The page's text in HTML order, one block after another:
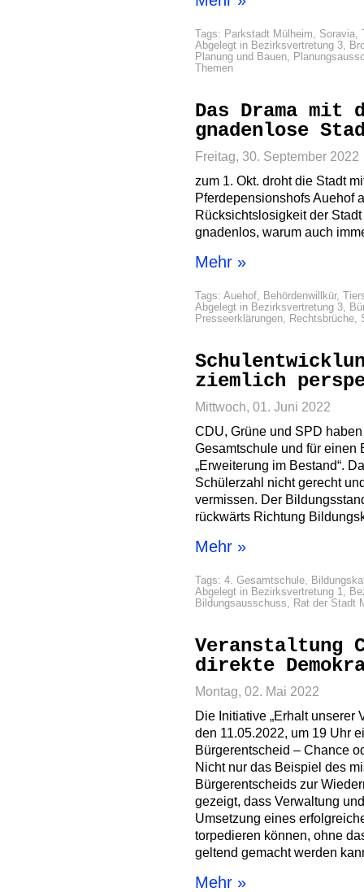
Tags: Parkstadt Mülheim, Soravia,
Abgelegt in Bezirksvertretung 3,
Planung und Bauen,
Themen
Das Drama mit
gnadenlose
Freitag, 30. September 2022
zum 1. Okt. droht die Stadt
Pferdepensionshofs Auehof
Rücksichtslosigkeit der
gnadenlos, warum auch
Mehr »
Tags: Auehof, Behördenwillkür,
Abgelegt in Bezirksvertretung 3,
Presseerklärungen, Rechtsbrüche,
ziemlich
Mittwoch, 01. Juni 2022
CDU, Grüne und SPD
Gesamtschule und für
„Erweiterung im Bestand“.
Schülerzahl nicht gerecht
vermissen. Der
rückwärts Richtung
Mehr »
Tags: 4. Gesamtschule,
Abgelegt in Bezirksvertretung 1,
Bildungsausschuss, Rat der Stadt
Veranstaltung
direkte
Montag, 02. Mai 2022
Die Initiative „Erhalt unserer
den 11.05.2022, um 19 Uhr
Bürgerentscheid – Chance
Nicht nur das Beispiel des
Bürgerentscheids zur
gezeigt, dass Verwaltung
Umsetzung eines
torpedieren können, ohne
geltend gemacht werden
Mehr »